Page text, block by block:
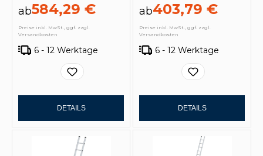
ab584,29 €
Preise inkl. MwSt., ggf. zzgl.
Versandkosten
6 - 12 Werktage
DETAILS
ab403,79 €
Preise inkl. MwSt., ggf. zzgl.
Versandkosten
6 - 12 Werktage
DETAILS